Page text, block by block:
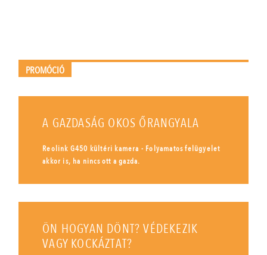
PROMÓCIÓ
A GAZDASÁG OKOS ŐRANGYALA
Reolink G450 kültéri kamera - Folyamatos felügyelet
akkor is, ha nincs ott a gazda.
ÖN HOGYAN DÖNT? VÉDEKEZIK
VAGY KOCKÁZTAT?